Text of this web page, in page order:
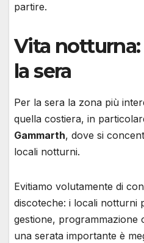
partire.
Vita
la sera
Per la sera la zona più
quella costiera, in
Gammarth, dove si
locali notturni.
Evitiamo volutamente di
discoteche: i locali notturni
gestione, programmazione
una serata importante è